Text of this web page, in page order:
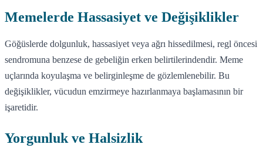
Memelerde Hassasiyet ve Değişiklikler
Göğüslerde dolgunluk, hassasiyet veya ağrı hissedilmesi, regl öncesi
sendromuna benzese de gebeliğin erken belirtilerindendir. Meme
uçlarında koyulaşma ve belirginleşme de gözlemlenebilir. Bu
değişiklikler, vücudun emzirmeye hazırlanmaya başlamasının bir
işaretidir.
Yorgunluk ve Halsizlik